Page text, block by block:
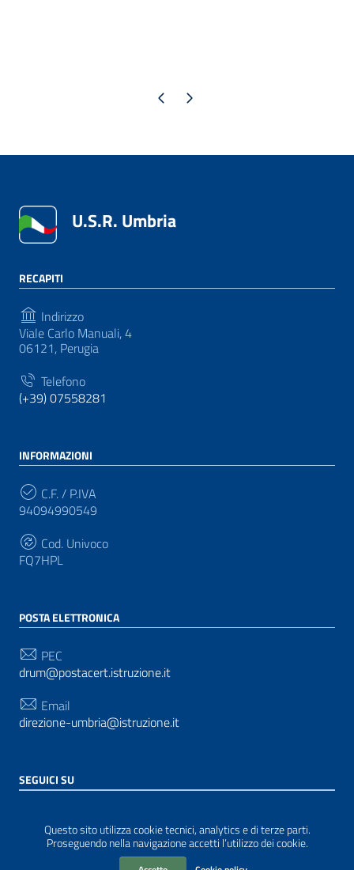
Questo sito utilizza cookie tecnici, analytics e di terze parti.
Proseguendo nella navigazione accetti l’utilizzo dei cookie.
Pagina precedente
Pagina successiva
U.S.R. Umbria
RECAPITI
Indirizzo
Viale Carlo Manuali, 4
06121, Perugia
Telefono
(+39) 07558281
INFORMAZIONI
C.F. / P.IVA
94094990549
Cod. Univoco
FQ7HPL
POSTA ELETTRONICA
PEC
drum@postacert.istruzione.it
Email
direzione-umbria@istruzione.it
SEGUICI SU
WordPress
|Tema grafico ItaliaWP2
| Basato sul
Prototipo per siti PA di AgID